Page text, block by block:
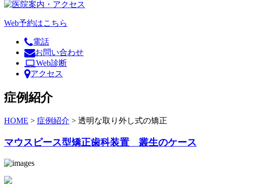
Web予約はこちら
電話
お問い合わせ
Web診断
アクセス
症例紹介
HOME > 症例紹介 > 透明な取り外し式の矯正
マウスピース型矯正歯科装置 叢生のケース